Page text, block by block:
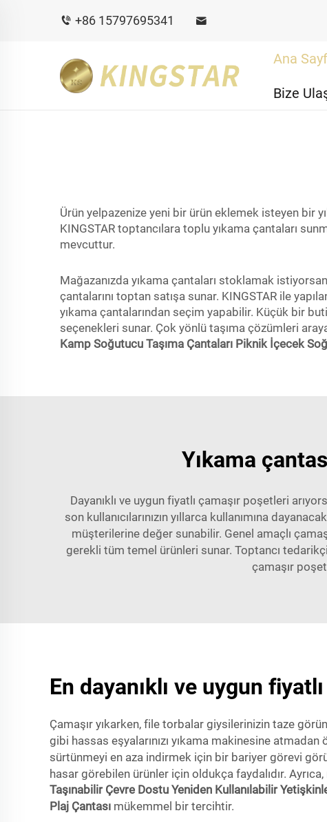
+86 15797695341
Ana
Bize
Ürün yelpazenize yeni bir ürün eklemek isteyen bir
KINGSTAR toptancılara toplu yıkama çantaları
mevcuttur.
Mağazanızda yıkama çantaları stoklamak
çantalarını toptan satışa sunar. KINGSTAR ile
yıkama çantalarından seçim yapabilir. Küçük bir
seçenekleri sunar. Çok yönlü taşıma çözümleri
Kamp Soğutucu Taşıma Çantaları Piknik İçecek
Yıkama
Dayanıklı ve uygun fiyatlı çamaşır poşetleri
son kullanıcılarınızın yıllarca kullanımına
müşterilerine değer sunabilir. Genel amaçlı
gerekli tüm temel ürünleri sunar. Toptancı
çamaşır
En dayanıklı ve uygun
Çamaşır yıkarken, file torbalar giysilerinizin taze
gibi hassas eşyalarınızı yıkama makinesine
sürtünmeyi en aza indirmek için bir bariyer görevi
hasar görebilen ürünler için oldukça faydalıdır.
Taşınabilir Çevre Dostu Yeniden Kullanılabilir
Plaj Çantası mükemmel bir tercihtir.